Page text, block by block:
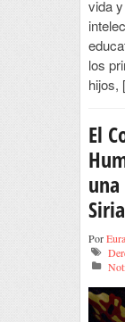
vida
los
El
Siria
Por